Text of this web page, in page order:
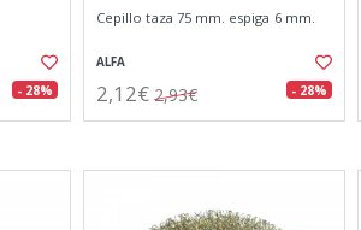
- 28%
Cepillo taza 75 mm. espiga 6 mm.
ALFA
2,12€ 2,93€ - 28%